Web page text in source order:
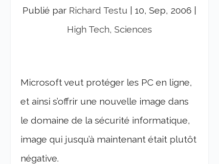
Publié par Richard Testu 10, Sep, 2006
High Tech, Sciences
Microsoft veut protéger les PC en ligne,
et ainsi s’offrir une nouvelle image dans
le domaine de la sécurité informatique,
image qui jusqu’à maintenant était plutôt
négative.